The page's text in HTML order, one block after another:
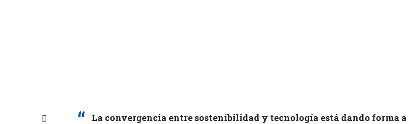
La convergencia entre sostenibilidad y tecnología está dando forma a